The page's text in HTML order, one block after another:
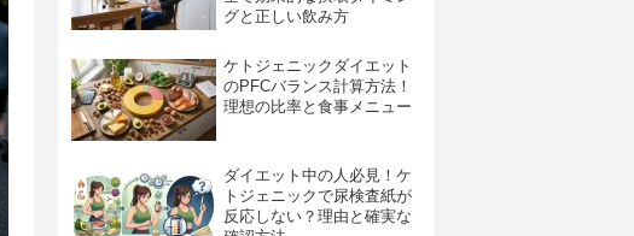
グと正しい飲み方
ケトジェニックダイエット
のPFCバランス計算方法！
理想の比率と食事メニュー
ダイエット中の人必見！ケ
トジェニックで尿検査紙が
反応しない？理由と確実な